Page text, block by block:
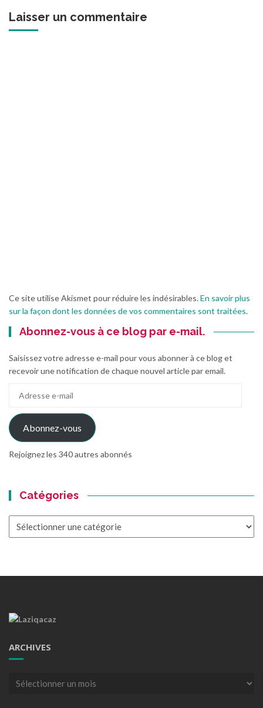
Laisser un commentaire
Ce site utilise Akismet pour réduire les indésirables.En savoir plus
sur la façon dont les données de vos commentaires sont traitées.
Abonnez-vous à ce blog par e-mail.
Saisissez votre adresse e-mail pour vous abonner à ce blog et
recevoir une notification de chaque nouvel article par email.
mail
Abonnez-vous
Rejoignez les 340 autres abonnés
Catégories
ARCHIVES
Archives